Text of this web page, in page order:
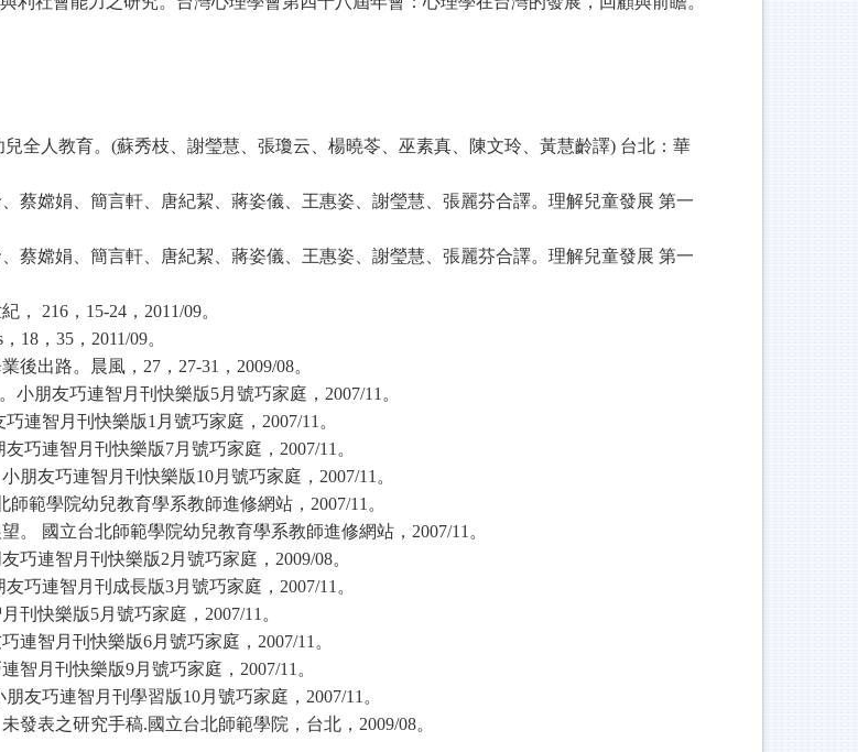
全人教育。 (蘇秀枝、謝瑩慧、張瓊云、楊曉苓、巫素真、陳文玲、黃慧齡譯) 台北：華
蔡嫦娟、簡言軒、唐紀絜、蔣姿儀、王惠姿、謝瑩慧、張麗芬合譯。理解兒童發展 第一
蔡嫦娟、簡言軒、唐紀絜、蔣姿儀、王惠姿、謝瑩慧、張麗芬合譯。理解兒童發展 第一
， 216 ， 15-24 ， 2011/09。
， 18 ， 35 ， 2011/09。
後出路。晨風， 27 ， 27-31 ， 2009/08。
。小朋友巧連智月刊快樂版5月號巧家庭， 2007/11 。
連智月刊快樂版1 月號巧家庭， 2007/11 。
友巧連智月刊快樂版7月號巧家庭， 2007/11 。
朋友巧連智月刊快樂版10月號巧家庭， 2007/11 。
師範學院幼兒教育學系教師進修網站， 2007/11 。
。 國立台北師範學院幼兒教育學系教師進修網站， 2007/11 。
巧連智月刊快樂版2 月號巧家庭， 2009/08。
友巧連智月刊成長版3月號巧家庭， 2007/11 。
刊快樂版5月號巧家庭， 2007/11 。
連智月刊快樂版6月號巧家庭， 2007/11 。
智月刊快樂版9月號巧家庭， 2007/11 。
朋友巧連智月刊學習版10月號巧家庭， 2007/11 。
發表之研究手稿.國立台北師範學院，台北， 2009/08。